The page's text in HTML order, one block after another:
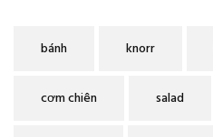
bánh knorr
cơm chiên salad